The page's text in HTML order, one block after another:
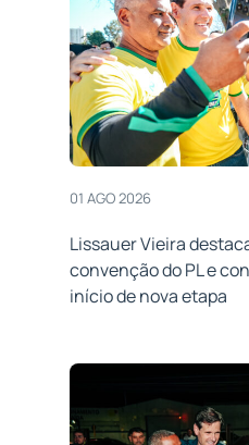
01 AGO 2026
Lissauer Vieira
convenção do PL e
início de nova etapa